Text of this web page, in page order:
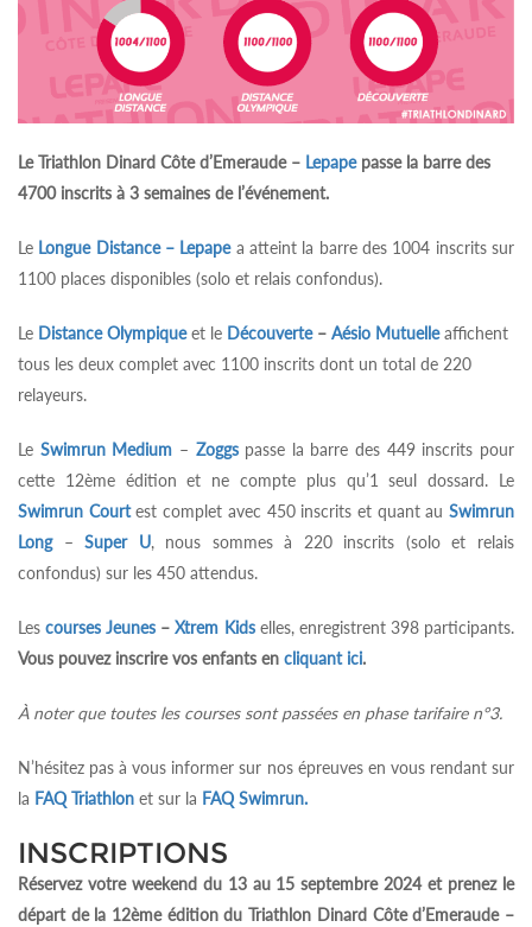
Le Triathlon Dinard Côte d’Emeraude – Lepapepasse la barre des
4700 inscrits à 3 semaines de l’événement.
Le Longue Distance – Lepapea atteint la barre des 1004 inscrits sur
1100 places disponibles (solo et relais confondus).
Le Distance Olympiqueet le Découverte– Aésio Mutuelle affichent
tous les deux complet avec 1100 inscrits dont un total de 220
relayeurs.
Le Swimrun Medium – Zoggspasse la barre des 449 inscrits pour
cette 12ème édition et ne compte plus qu’1 seul dossard. Le
Swimrun Courtest complet avec 450 inscrits et quant auSwimrun
Long –Super U, nous sommes à 220 inscrits (solo et relais
confondus) sur les 450 attendus.
Lescourses Jeunes –Xtrem Kidselles, enregistrent 398 participants.
Vous pouvez inscrire vos enfants en cliquant ici.
À noter que toutes les courses sont passées en phase tarifaire n°3.
N’hésitez pas à vous informer sur nos épreuves en vous rendant sur
la FAQ Triathlon et sur la FAQ Swimrun.
INSCRIPTIONS
Réservezvotre weekend du 13 au 15 septembre 2024 et prenez le
départ de la 12ème édition du Triathlon Dinard Côte d’Emeraude –